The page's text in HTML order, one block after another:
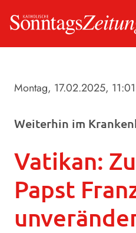
Montag, 17.02.2025,
Weiterhin im
Vatikan:
Papst